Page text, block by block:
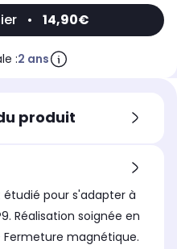
• 14,90€
:2 ans
produit
pour s'adapter à
en
Fermeture magnétique.